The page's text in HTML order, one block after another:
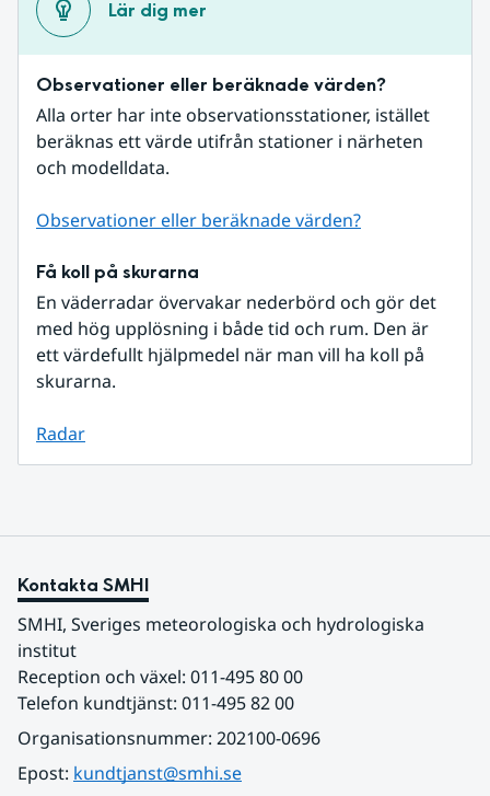
Lär dig mer
Observationer eller beräknade värden?
Alla orter har inte observationsstationer, istället
beräknas ett värde utifrån stationer i närheten
och modelldata.
Observationer eller beräknade värden?
Få koll på skurarna
En väderradar övervakar nederbörd och gör det
med hög upplösning i både tid och rum. Den är
ett värdefullt hjälpmedel när man vill ha koll på
skurarna.
Radar
Kontakta SMHI
SMHI, Sveriges meteorologiska och hydrologiska
institut
Reception och växel: 011-495 80 00
Telefon kundtjänst: 011-495 82 00
Organisationsnummer: 202100-0696
Epost: kundtjanst@smhi.se